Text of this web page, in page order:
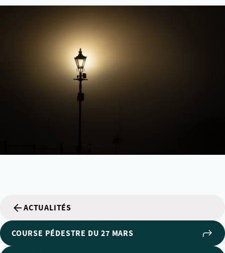
ACTUALITÉS
COURSE PÉDESTRE DU 27 MARS